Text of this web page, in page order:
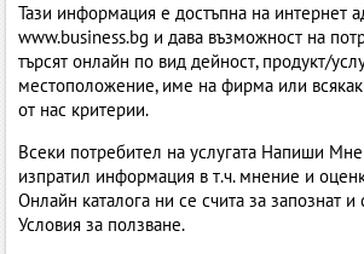
Тази информация е достъпна на интернет
www.business.bg и дава възможност на
търсят онлайн по вид дейност, продукт/
местоположение, име на фирма или
от нас критерии.
Всеки потребител на услугата Напиши
изпратил информация в т.ч. мнение и
Онлайн каталога ни се счита за запознат и
Условия за ползване.